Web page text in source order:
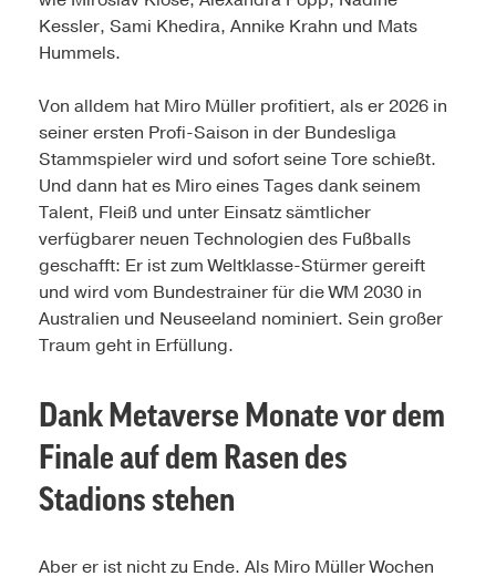
Kessler, Sami Khedira, Annike Krahn und Mats
Hummels.
Von alldem hat Miro Müller profitiert, als er 2026 in
seiner ersten Profi-Saison in der Bundesliga
Stammspieler wird und sofort seine Tore schießt.
Und dann hat es Miro eines Tages dank seinem
Talent, Fleiß und unter Einsatz sämtlicher
verfügbarer neuen Technologien des Fußballs
geschafft: Er ist zum Weltklasse-Stürmer gereift
und wird vom Bundestrainer für die WM 2030 in
Australien und Neuseeland nominiert. Sein großer
Traum geht in Erfüllung.
Dank Metaverse Monate vor dem
Finale auf dem Rasen des
Stadions stehen
Aber er ist nicht zu Ende. Als Miro Müller Wochen